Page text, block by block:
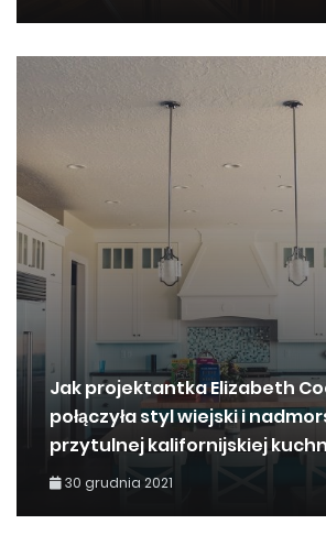
Jak projektantka Elizabeth
połączyła styl wiejski i
przytulnej kalifornijskiej
30 grudnia 2021